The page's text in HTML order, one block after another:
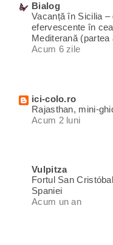
Bialog
Vacanță în Sicilia
efervescente în
Mediterană (partea
Acum 6 zile
ici-colo.ro
Rajasthan, mini-
Acum 2 luni
Vulpitza
Fortul San
Spaniei
Acum un an